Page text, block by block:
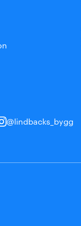
@lindbacks_bygg